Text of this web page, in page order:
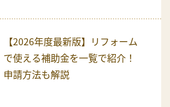
【2026年度最新版】リフォーム
で使える補助金を一覧で紹介！
申請方法も解説